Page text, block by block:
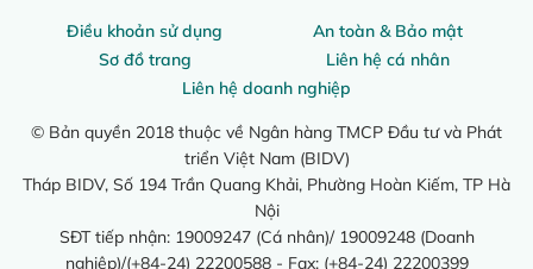
Điều khoản sử dụng
An toàn & Bảo mật
Sơ đồ trang
Liên hệ cá nhân
Liên hệ doanh nghiệp
© Bản quyền 2018 thuộc về Ngân hàng TMCP Đầu tư và Phát
triển Việt Nam (BIDV)
Tháp BIDV, Số 194 Trần Quang Khải, Phường Hoàn Kiếm, TP Hà
Nội
SĐT tiếp nhận: 19009247 (Cá nhân)/ 19009248 (Doanh
nghiệp)/(+84-24) 22200588 - Fax: (+84-24) 22200399